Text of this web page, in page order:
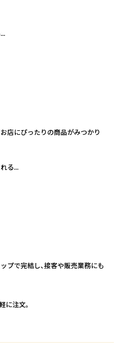
お店にぴったりの商品がみつかり
る...
プで完結し、接客や販売業務にも
注文。